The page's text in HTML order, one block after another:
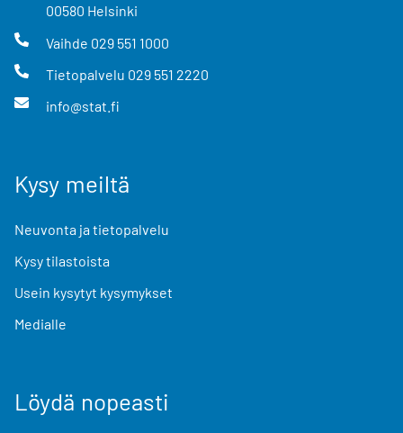
00580 Helsinki
Vaihde 029 551 1000
Tietopalvelu 029 551 2220
info@stat.fi
Kysy meiltä
Neuvonta ja tietopalvelu
Kysy tilastoista
Usein kysytyt kysymykset
Medialle
Löydä nopeasti